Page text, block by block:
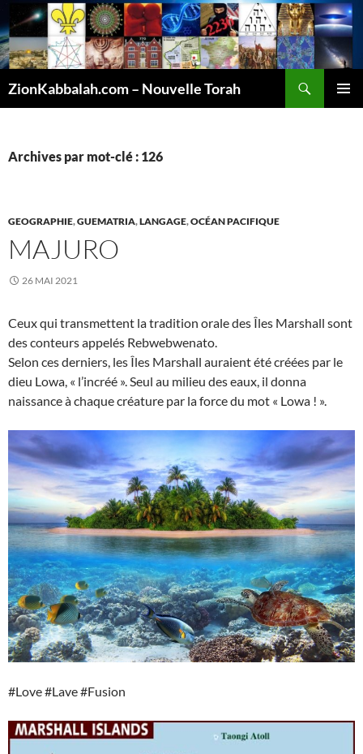
ZionKabbalah.com – Nouvelle Torah
Archives par mot-clé : 126
GEOGRAPHIE,GUEMATRIA,LANGAGE,OCÉAN PACIFIQUE
MAJURO
26 MAI 2021
Ceux qui transmettent la tradition orale des Îles Marshall sont
des conteurs appelés Rebwebwenato.
Selon ces derniers, les Îles Marshall auraient été créées par le
dieu Lowa, « l’incréé ». Seul au milieu des eaux, il donna
naissance à chaque créature par la force du mot « Lowa ! ».
#Love #Lave #Fusion